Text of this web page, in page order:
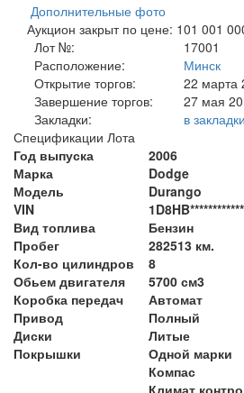
Дополнительные фото
Аукцион закрыт по цене: 101 001
Лот №:
17001
Расположение:
Минск
Открытие торгов:
22 марта
Завершение торгов:
27 мая
Закладки:
в закладки
Спецификации Лота
Год выпуска
2006
Марка
Dodge
Модель
Durango
VIN
1D8HB************
Вид топлива
Бензин
Пробег
282513 км.
Кол-во цилиндров
8
Обьем двигателя
5700 см3
Коробка передач
Автомат
Привод
Полный
Диски
Литые
Покрышки
Одной марки
Компас
Климат